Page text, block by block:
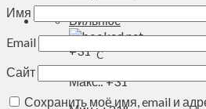
Вильнюс
+31°C
Макс.:+31°
Имя
Email
Сайт
Сохранить моё имя, email и